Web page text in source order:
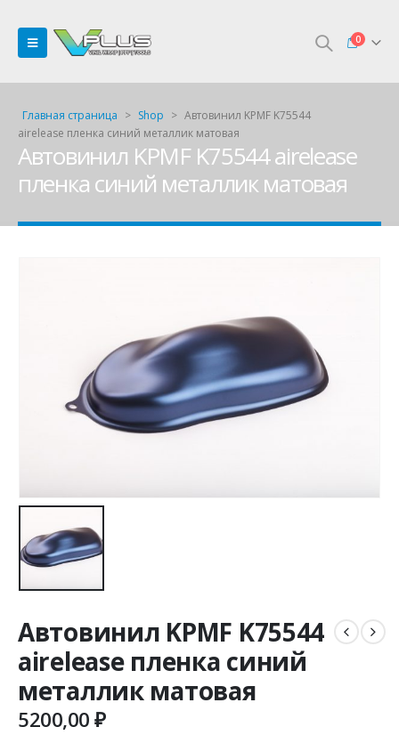
0
Главная страница > Shop > Автовинил KPMF K75544
airelease пленка синий металлик матовая
Автовинил KPMF K75544 airelease
пленка синий металлик матовая
Автовинил KPMF K75544
airelease пленка синий
металлик матовая
5200,00₽